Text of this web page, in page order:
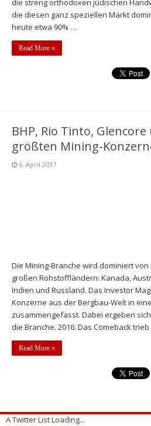
die streng orthodoxen jüdischen
die diesen ganz speziellen Markt
heute etwa 90% …
Read More »
BHP, Rio Tinto, Glencore
größten Mining-
6. April 2017
Die Mining-Branche wird dominiert
großen Rohstoffländern: Kanada,
Indien und Russland. Das Investor
Konzerne aus der Bergbau-Welt in
zusammengefasst. Dabei ergeben
die Branche. 2016: Das Comeback
Read More »
A Twitter List Loading...